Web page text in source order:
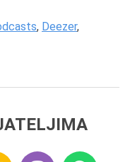
, Deezer,